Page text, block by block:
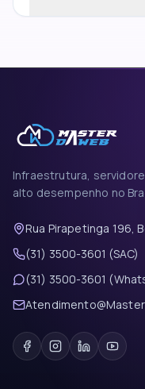
Infraestrutura,
alto desempenho no
Rua Pirapetinga 196,
(31) 3500-3601 (SAC)
(31) 3500-3601